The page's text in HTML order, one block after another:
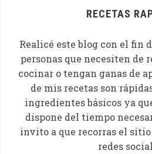
RECETAS
Realicé este blog con el fin
personas que necesiten de
cocinar o tengan ganas de
de mis recetas son
ingredientes básicos ya
dispone del tiempo
invito a que recorras el
redes